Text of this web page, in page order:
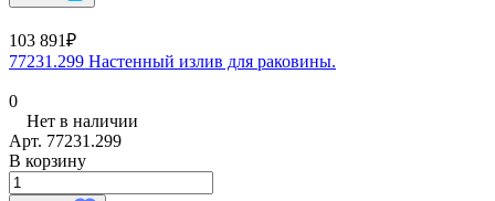
103 891₽
77231.299 Настенный излив для раковины.
0
Нет в наличии
Арт. 77231.299
В корзину